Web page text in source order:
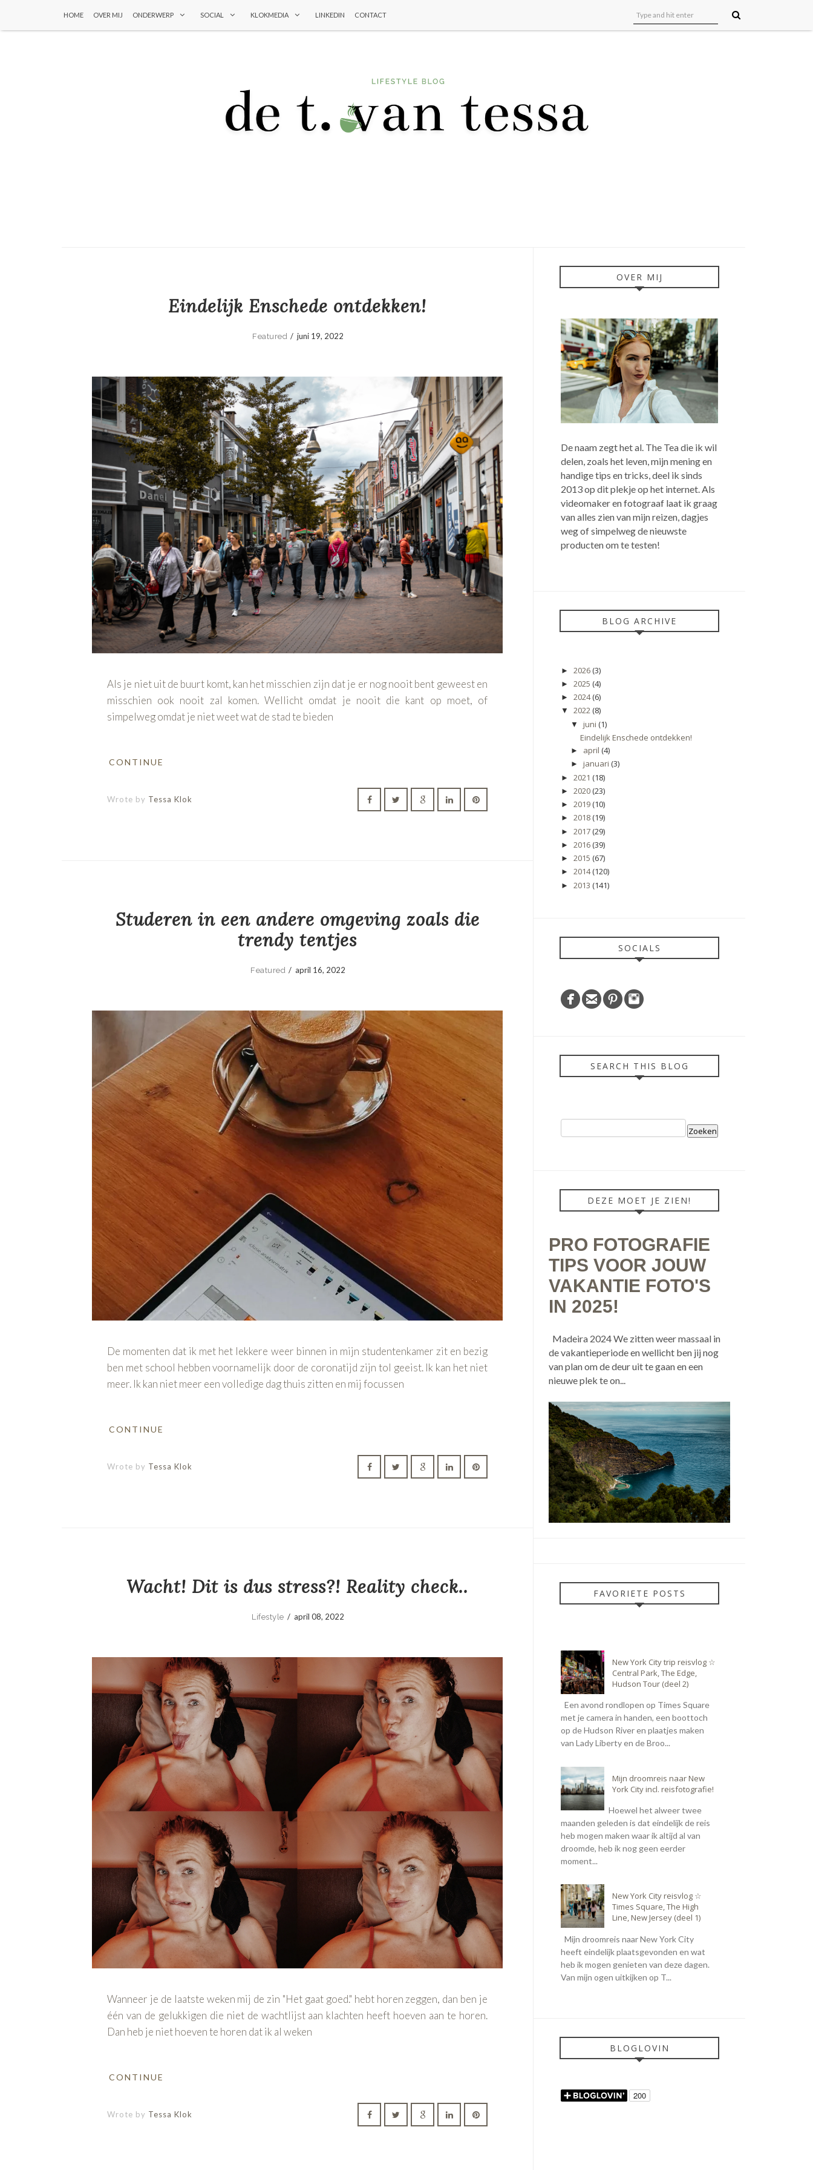
HOME OVER MIJ ONDERWERP SOCIAL KLOKMEDIA LINKEDIN CONTACT
Eindelijk Enschede ontdekken!
Featured / juni 19, 2022
Als je niet uit de buurt komt, kan het misschien zijn dat je er nog nooit bent geweest en
misschien ook nooit zal komen. Wellicht omdat je nooit die kant op moet, of
simpelweg omdat je niet weet wat de stad te bieden
CONTINUE
Wrote by Tessa Klok
Studeren in een andere omgeving zoals die
trendy tentjes
Featured / april 16, 2022
De momenten dat ik met het lekkere weer binnen in mijn studentenkamer zit en bezig
ben met school hebben voornamelijk door de coronatijd zijn tol geeist. Ik kan het niet
meer. Ik kan niet meer een volledige dag thuis zitten en mij focussen
CONTINUE
Wrote by Tessa Klok
Wacht! Dit is dus stress?! Reality check..
Lifestyle /april 08, 2022
Wanneer je de laatste weken mij de zin "Het gaat goed." hebt horen zeggen, dan ben je
één van de gelukkigen die niet de wachtlijst aan klachten heeft hoeven aan te horen.
Dan heb je niet hoeven te horen dat ik al weken
CONTINUE
Wrote by Tessa Klok
OVER MIJ
De naam zegt het al. The Tea die ik wil
delen, zoals het leven, mijn mening en
handige tips en tricks, deel ik sinds
2013 op dit plekje op het internet. Als
videomaker en fotograaf laat ik graag
van alles zien van mijn reizen, dagjes
weg of simpelweg de nieuwste
producten om te testen!
BLOG ARCHIVE
► 2026(3)
► 2025 (4)
► 2024(6)
▼ 2022(8)
▼ juni (1)
Eindelijk Enschede ontdekken!
► april (4)
► januari (3)
► 2021 (18)
► 2020(23)
► 2019(10)
► 2018(19)
► 2017(29)
► 2016(39)
► 2015 (67)
► 2014(120)
► 2013 (141)
SOCIALS
SEARCH THIS BLOG
DEZE MOET JE ZIEN!
PRO FOTOGRAFIE
TIPS VOOR JOUW
VAKANTIE FOTO'S
IN 2025!
Madeira 2024 We zitten weer massaal in
de vakantieperiode en wellicht ben jij nog
van plan om de deur uit te gaan en een
nieuwe plek te on...
FAVORIETE POSTS
New York City trip reisvlog ☆
Central Park, The Edge,
Hudson Tour (deel 2)
Een avond rondlopen op Times Square
met je camera in handen, een boottoch
op de Hudson River en plaatjes maken
van Lady Liberty en de Broo...
Mijn droomreis naar New
York City incl. reisfotografie!
Hoewel het alweer twee
maanden geleden is dat eindelijk de reis
heb mogen maken waar ik altijd al van
droomde, heb ik nog geen eerder
moment...
New York City reisvlog ☆
Times Square, The High
Line, New Jersey (deel 1)
Mijn droomreis naar New York City
heeft eindelijk plaatsgevonden en wat
heb ik mogen genieten van deze dagen.
Van mijn ogen uitkijken op T...
BLOGLOVIN